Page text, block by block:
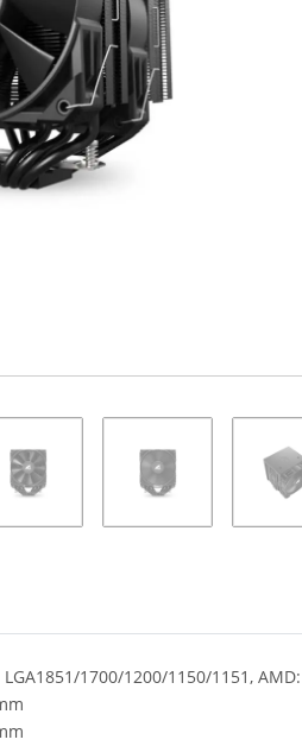
1700/1200/1150/1151,